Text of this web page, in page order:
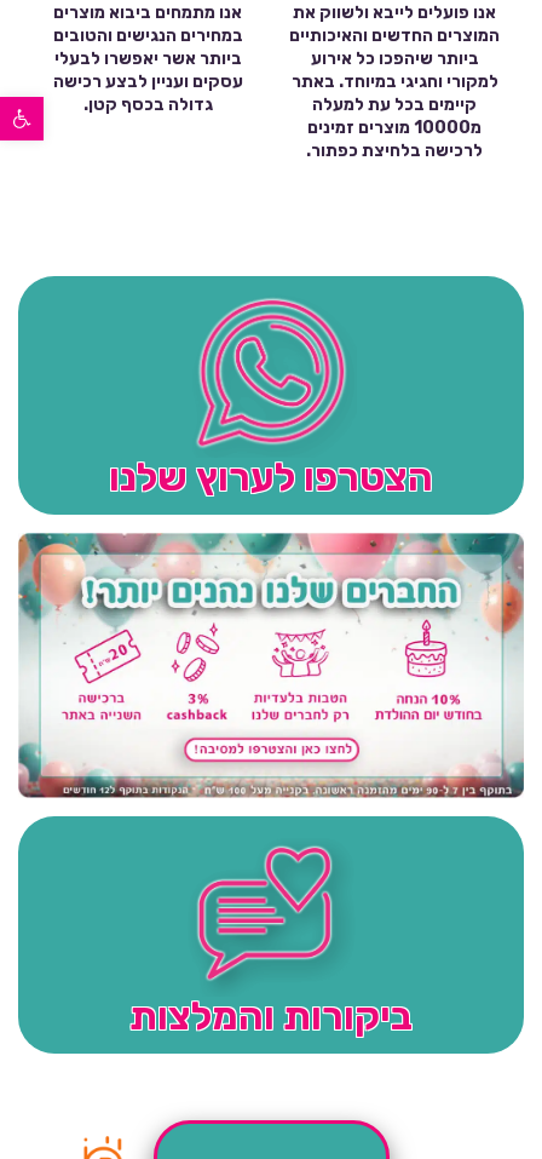
פתח סרגל נגישות
אנו פועלים לייבא ולשווק את
המוצרים החדשים והאיכותיים
ביותר שיהפכו כל אירוע
למקורי וחגיגי במיוחד. באתר
קיימים בכל עת למעלה
מ10000 מוצרים זמינים
לרכישה בלחיצת כפתור.
אנו מתמחים ביבוא מוצרים
במחירים הנגישים והטובים
ביותר אשר יאפשרו לבעלי
עסקים ועניין לבצע רכישה
גדולה בכסף קטן.
הצטרפו לערוץ שלנו
ביקורות והמלצות